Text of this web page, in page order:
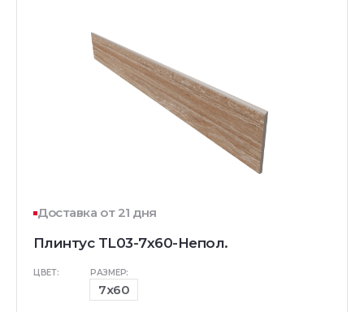
Доставка от 21 дня
Плинтус TL03-7x60-Непол.
ЦВЕТ: РАЗМЕР:
7x60